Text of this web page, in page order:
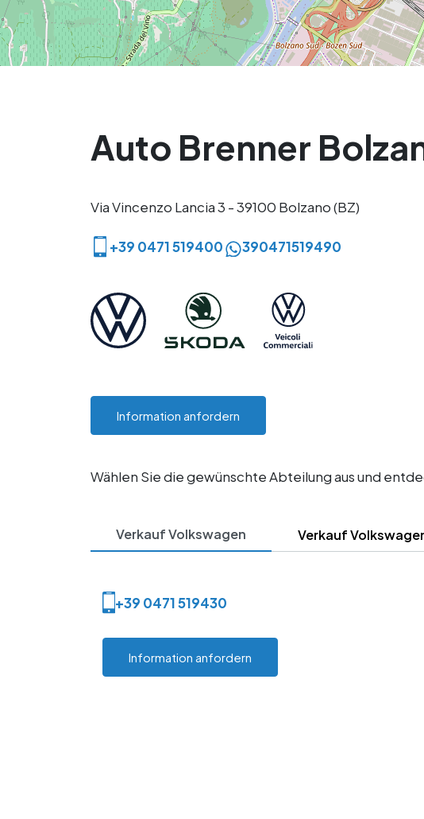
Auto Brenner
Via Vincenzo Lancia 3 - 39100 Bolzano (BZ)
+39 0471 519400 390471519490
Information anfordern
Wählen Sie die gewünschte Abteilung aus und
Verkauf Volkswagen Verkauf
+39 0471 519430
Information anfordern